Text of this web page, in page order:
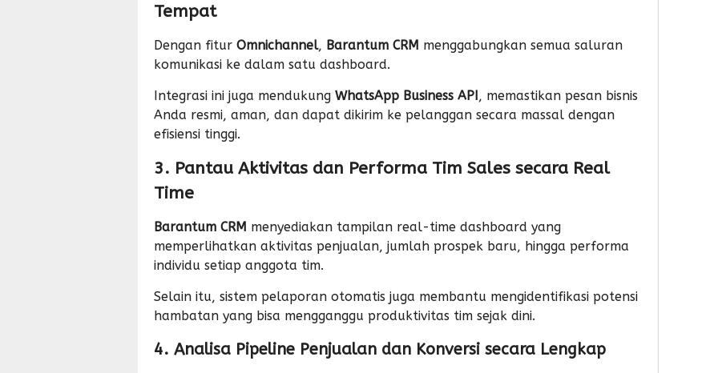
Tempat
Dengan fitur Omnichannel, Barantum CRM menggabungkan semua saluran
komunikasi ke dalam satu dashboard.
Integrasi ini juga mendukung WhatsApp Business API, memastikan pesan bisnis
Anda resmi, aman, dan dapat dikirim ke pelanggan secara massal dengan
efisiensi tinggi.
3. Pantau Aktivitas dan Performa Tim Sales secara Real
Time
Barantum CRM menyediakan tampilan real-time dashboard yang
memperlihatkan aktivitas penjualan, jumlah prospek baru, hingga performa
individu setiap anggota tim.
Selain itu, sistem pelaporan otomatis juga membantu mengidentifikasi potensi
hambatan yang bisa mengganggu produktivitas tim sejak dini.
4. Analisa Pipeline Penjualan dan Konversi secara Lengkap